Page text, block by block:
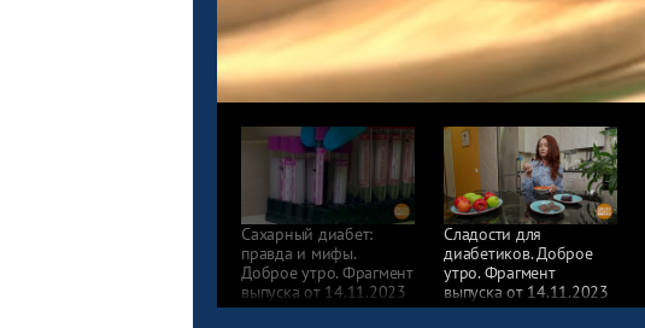
Сахарный диабет:
правда и мифы.
Доброе утро. Фрагмент
выпуска от 14.11.2023
Сладости для
диабетиков. Доброе
утро. Фрагмент
выпуска от 14.11.2023